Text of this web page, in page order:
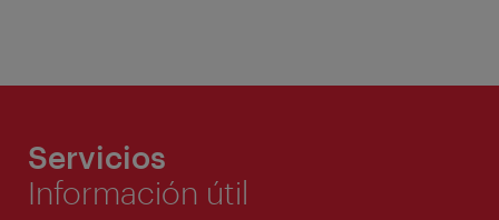
Servicios
Información útil